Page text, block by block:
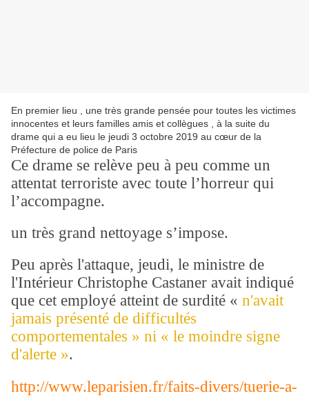
En premier lieu , une très grande pensée pour toutes les victimes
innocentes et leurs familles amis et collègues , à la suite du
drame qui a eu lieu le jeudi 3 octobre 2019 au cœur de la
Préfecture de police de Paris
Ce drame se relève peu à peu comme un
attentat terroriste avec toute l’horreur qui
l’accompagne.
un très grand nettoyage s’impose.
Peu après l'attaque, jeudi, le ministre de
l'Intérieur Christophe Castaner avait indiqué
que cet employé atteint de surdité « n'avait
jamais présenté de difficultés
comportementales » ni « le moindre signe
d'alerte ».
http://www.leparisien.fr/faits-divers/tuerie-a-